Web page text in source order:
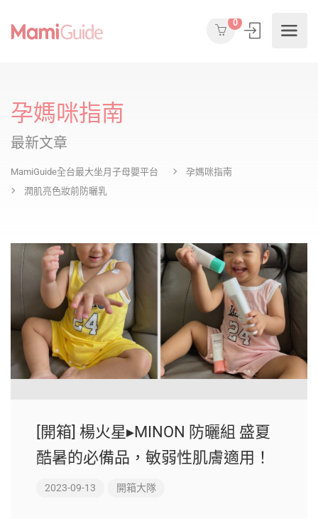
0
孕媽咪指南
最新文章
MamiGuide全台最大坐月子母嬰平台
孕媽咪指南
潤肌亮色妝前防曬乳
[開箱] 楊火星▸MINON 防曬組 盛夏
酷暑的必備品，敏弱性肌膚適用！
2023-09-13 開箱大隊